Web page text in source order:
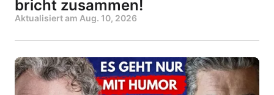
bricht zusammen!
Aktualisiert am Aug. 10, 2026